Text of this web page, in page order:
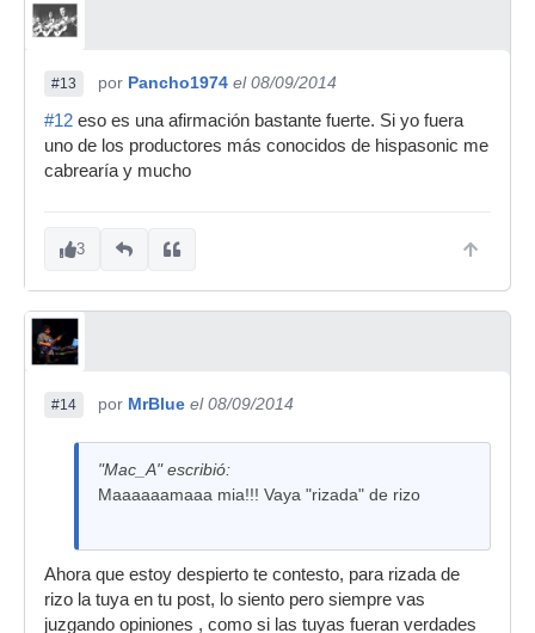
#13 por Pancho1974 el 08/09/2014
#12 eso es una afirmación bastante fuerte. Si yo fuera
uno de los productores más conocidos de hispasonic me
cabrearía y mucho
3
#14 por MrBlue el 08/09/2014
"Mac_A" escribió:
Maaaaaamaaa mia!!! Vaya "rizada" de rizo
Ahora que estoy despierto te contesto, para rizada de
rizo la tuya en tu post, lo siento pero siempre vas
juzgando opiniones , como si las tuyas fueran verdades